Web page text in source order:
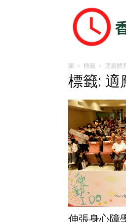
港
時
家 標籤 適應體
標籤: 適
伸張身心障